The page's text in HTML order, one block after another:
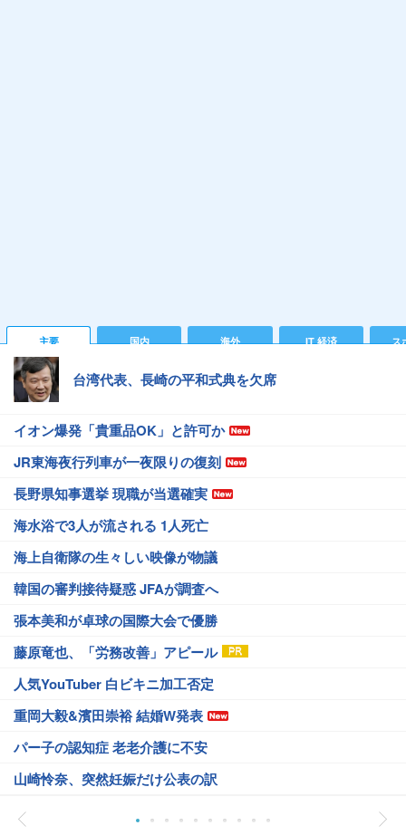
主要 国内 海外 IT 経済 ス
台湾代表、長崎の平和式典を欠席
イオン爆発「貴重品OK」と許可か
JR東海夜行列車が一夜限りの復刻
長野県知事選挙 現職が当選確実
海水浴で3人が流される 1人死亡
海上自衛隊の生々しい映像が物議
韓国の審判接待疑惑 JFAが調査へ
張本美和が卓球の国際大会で優勝
藤原竜也、「労務改善」アピール
人気YouTuber 白ビキニ加工否定
重岡大毅&濱田崇裕 結婚W発表
パー子の認知症 老老介護に不安
山崎怜奈、突然妊娠だけ公表の訳